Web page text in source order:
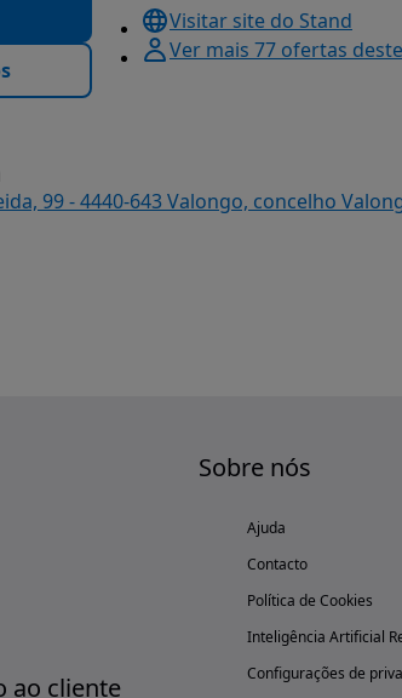
Visitar site do Stand
Ver mais 77 ofertas
99 - 4440-643 Valongo, concelho
ao cliente
Sobre nós
Ajuda
Contacto
Política de Cookies
Inteligência Artificial
Configurações de